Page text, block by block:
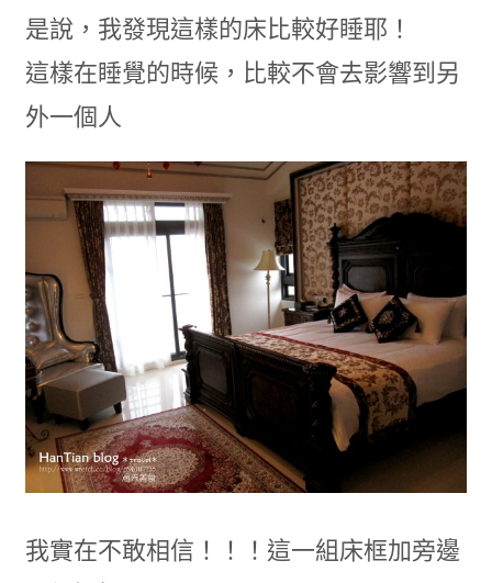
是說，我發現這樣的床比較好睡耶！
這樣在睡覺的時候，比較不會去影響到另
外一個人
我實在不敢相信！！！這一組床框加旁邊